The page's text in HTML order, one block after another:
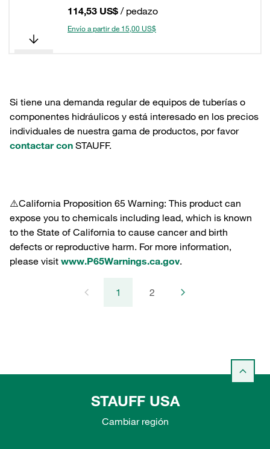
114,53 US$ / pedazo
Envío a partir de 15,00 US$
Si tiene una demanda regular de equipos de tuberías o
componentes hidráulicos y está interesado en los precios
individuales de nuestra gama de productos, por favor
contactar con STAUFF.
⚠️California Proposition 65 Warning: This product can
expose you to chemicals including lead, which is known
to the State of California to cause cancer and birth
defects or reproductive harm. For more information,
please visit www.P65Warnings.ca.gov.
1 2
STAUFF USA
Cambiar región